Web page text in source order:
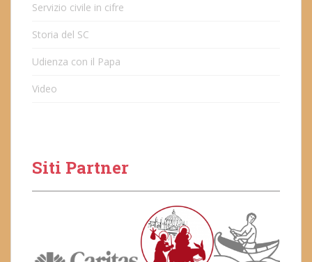
Servizio civile in cifre
Storia del SC
Udienza con il Papa
Video
Siti Partner